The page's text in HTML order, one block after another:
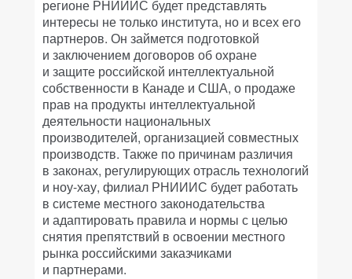
регионе РНИИИС будет представлять
интересы не только института, но и всех его
партнеров. Он займется подготовкой
и заключением договоров об охране
и защите российской интеллектуальной
собственности в Канаде и США, о продаже
прав на продукты интеллектуальной
деятельности национальных
производителей, организацией совместных
производств. Также по причинам различия
в законах, регулирующих отрасль технологий
и ноу-хау, филиал РНИИИС будет работать
в системе местного законодательства
и адаптировать правила и нормы с целью
снятия препятствий в освоении местного
рынка российскими заказчиками
и партнерами.